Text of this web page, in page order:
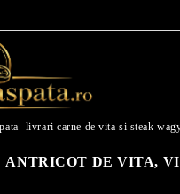
livrari carne de vita si steak
ANTRICOT DE VITA,